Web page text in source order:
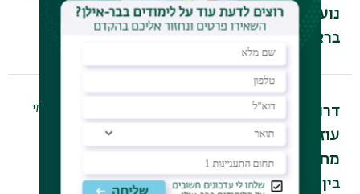
נוער
בראשל"צ
אל”י בראשל”צ
דרושים.ות
עוזרי.ות
מחקר למחקר
בין-תחומי
למחקר בין-תחומי
חדשני, בשיתוף
הרשות לשיקום
מובילים